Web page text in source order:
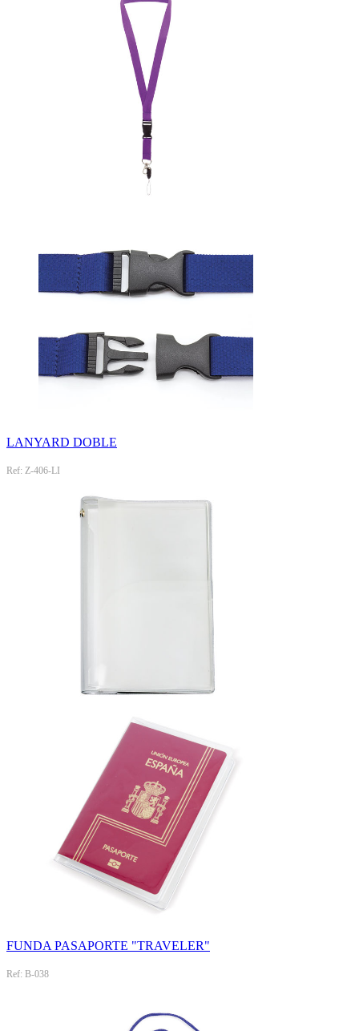
LANYARD DOBLE
Ref: Z-406-LI
FUNDA PASAPORTE "TRAVELER"
Ref: B-038